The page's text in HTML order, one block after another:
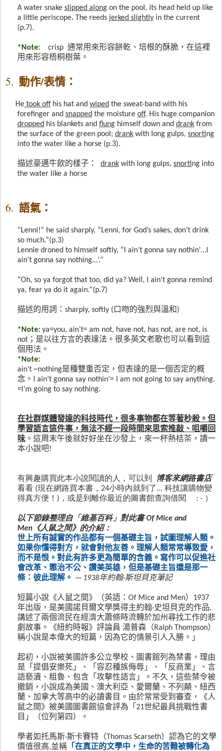
A water snake slipped along on the pool, its head held up like
a little periscope. The reeds jerked slightly in the current
(p.7).
*Note: crisp 通常用來形容餅乾、培根的酥脆，在這裡
用來形容梧桐樹葉。
5. 動作/表情：
He took offhis hat and wiped the sweat-band with his
forefinger and snapped the moisture off. His huge companion
dropped his blankets and flung himself down and drank from
the surface of the green pool; drank with long gulps, snorting
into the water like a horse (p.3).
描述豪邁牛飲的樣子： drank with long gulps, snorting into
the water like a horse
6. 語氣：
”Lenni!” he said sharply. “Lenni, for God’s sakes, don’t drink
so much.”(p.3)
Lennie droned to himself softly, “I ain’t gonna say nothin’…I
ain’t gonna say nothing…’.”
“Oh, so ya forgot that too, did ya? Well, I ain’t gonna remind
ya, fear ya do it again.”(p.7)
描述的用詞： sharply, softly ( 口吻的強烈與溫和)
*Note: ya=you, ain’t= am not, have not, has not, are not, is
not ；是以往方言的表達法。很多英文老歌也可以看到這
個用法。
*Note:
ain’t ~nothing是種雙重否定，但表達的是一個否定的概
念。
I ain’t gonna say nothin’= I am not going to say anything.
=I’m going to say nothing.
在社群媒體發達的科技時代，很多事物都在等著秒殺。但
學習語言這件事，無法不經一段時間來思索推敲、咀嚼回
味 。這周末午後就好好坐在沙發上，來一杯熱桔茶，讀一
本小說吧!
有興趣購買此本小說閱讀的人，可以到
博客來網路書店
看看 (現在網路買本書，24小時內就到了... 科技讓購物變
得真方便！)，或是到離你最近的圖書館查詢借閱 : - ）
以下節錄整理自「維基百科」對此書Of Mice and
Men《人鼠之間》的介紹：
世上所有誠實的作品都有一個基礎主旨，試圖理解人類。
如果你懂得對方，就會對他友善。理解人類常常導致愛，
而不是恨。對此有許多更為簡單的含義。寫作可以促進社
會改革、懲治不公、讚美英雄，但是基礎主旨還是那一
條：彼此理解。
— 1938年約翰·斯坦貝克筆記
短篇小說《人鼠之間》（英語：Of Mice and Men）1937
年出版，是美國諾貝爾文學獎得主約翰·史坦貝克的作品,
講述了兩個流民在經濟大蕭條時流轉於加州尋找工作的悲
劇故事。《紐約時報》評論員 湯普森（Ralph Thompson）
稱小說是本偉大的短篇，因為它的情景引人入勝。」
起初，小說被美國許多公立學校、圖書館列為禁書，理由
是「提倡安樂死」、「容忍種族侮辱」、「反商業」、言
語褻瀆、粗魯、包含「攻擊性語言」。不久，這些禁令被
撤銷，小說成為美國、澳大利亞、愛爾蘭、不列顛、紐西
蘭、加拿大等高中的必讀書目。由於常常受到審查，《人
鼠之間》被美國圖書館協會評為「21世紀最具挑戰性書
目」（位列第四）。
學者如托馬斯·斯卡賽特（Thomas Scarseth）認為它的文學
價值很高,並稱 「在真正的文學中，生命的苦難被轉化為